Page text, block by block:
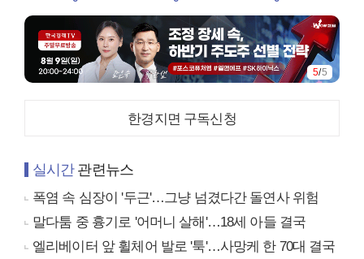
5/5
한경지면 구독신청
실시간관련뉴스
폭염 속 심장이 '두근'…그냥 넘겼다간 돌연사 위험
말다툼 중 흉기로 '어머니 살해'…18세 아들 결국
엘리베이터 앞 휠체어 발로 '툭'…사망케 한 70대 결국